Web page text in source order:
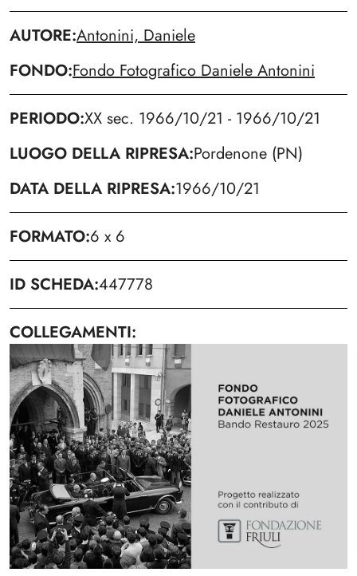
AUTORE Antonini, Daniele
FONDO Fondo Fotografico Daniele Antonini
PERIODO XX sec. 1966/10/21 - 1966/10/21
LUOGO DELLA RIPRESA Pordenone (PN)
DATA DELLA RIPRESA 1966/10/21
FORMATO 6 x 6
ID SCHEDA 447778
COLLEGAMENTI